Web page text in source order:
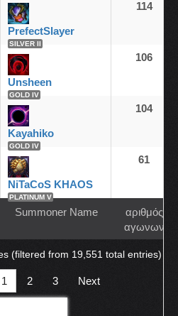
Summoner Name
αριθμός
αγωνων
PrefectSlayer
SILVER II
114
Unsheen
GOLD IV
106
Kayahiko
GOLD IV
104
NiTaCoS KHAOS
PLATINUM V
61
(filtered from 19,551 total entries)
1 2 3 Next